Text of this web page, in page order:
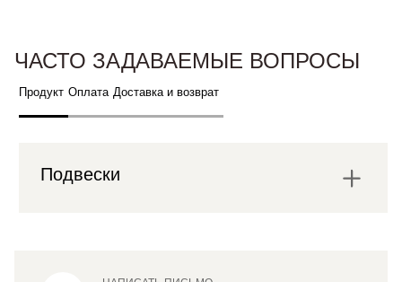
ЧАСТО ЗАДАВАЕМЫЕ ВОПРОСЫ
Продукт Оплата Доставка и возврат
Подвески